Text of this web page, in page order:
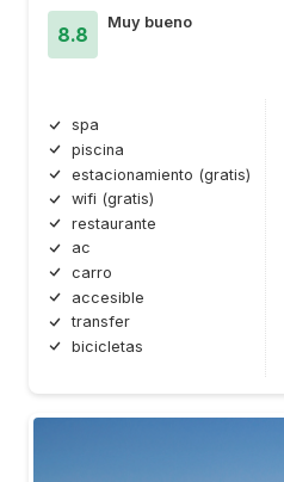
8.8
Muy bueno
spa
piscina
estacionamiento (gratis)
wifi (gratis)
restaurante
ac
carro
accesible
transfer
bicicletas